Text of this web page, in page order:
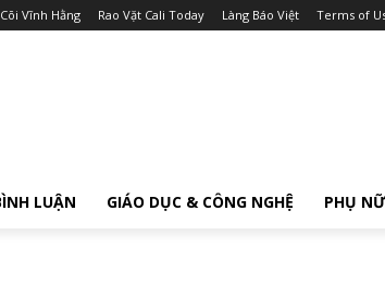
Cõi Vĩnh Hằng Rao Vặt Cali Today Làng Báo Việt Terms of
LUẬN GIÁO DỤC & CÔNG NGHỆ PHỤ NỮ